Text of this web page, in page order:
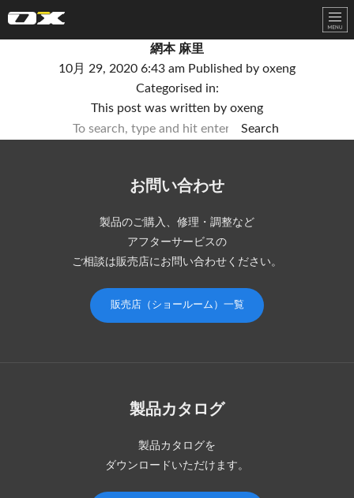
網本 麻里
10月 29, 2020 6:43 am Published by oxeng
Categorised in:
This post was written by oxeng
Search
お問い合わせ
製品のご購入、修理・調整など
アフターサービスの
ご相談は販売店にお問い合わせください。
販売店（ショールーム）一覧
製品カタログ
製品カタログを
ダウンロードいただけます。